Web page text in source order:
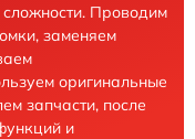
Проводим
заменяем
оригинальные
запчасти, после
и